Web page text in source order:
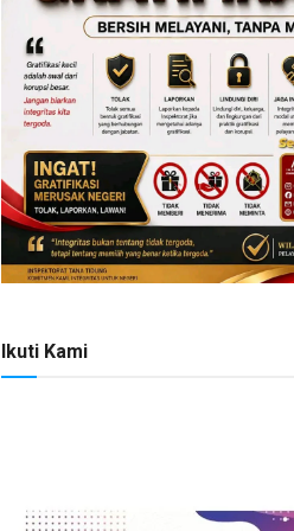
Ikuti Kami